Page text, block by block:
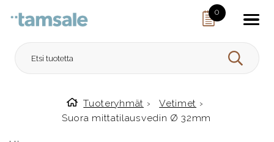
0
HAE
Etusivulle
Tuoteryhmät › Vetimet ›
Suora mittatilausvedin Ø 32mm